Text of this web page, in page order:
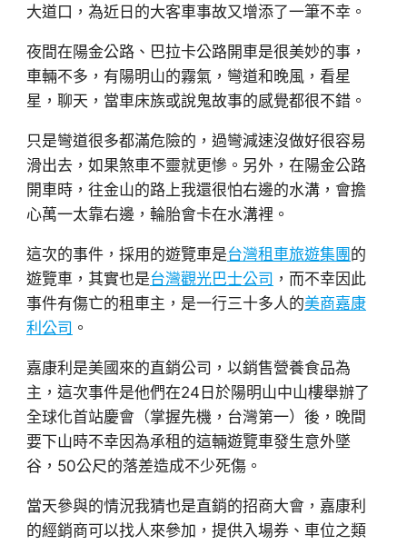
大道口，為近日的大客車事故又增添了一筆不幸。
夜間在陽金公路、巴拉卡公路開車是很美妙的事，
車輛不多，有陽明山的霧氣，彎道和晚風，看星
星，聊天，當車床族或說鬼故事的感覺都很不錯。
只是彎道很多都滿危險的，過彎減速沒做好很容易
滑出去，如果煞車不靈就更慘。另外，在陽金公路
開車時，往金山的路上我還很怕右邊的水溝，會擔
心萬一太靠右邊，輪胎會卡在水溝裡。
這次的事件，採用的遊覽車是台灣租車旅遊集團的
遊覽車，其實也是台灣觀光巴士公司 ，而不幸因此
事件有傷亡的租車主，是一行三十多人的美商嘉康
利公司 。
嘉康利是美國來的直銷公司，以銷售營養食品為
主，這次事件是他們在24日於陽明山中山樓舉辦了
全球化首站慶會（掌握先機，台灣第一）後，晚間
要下山時不幸因為承租的這輛遊覽車發生意外墜
谷，50公尺的落差造成不少死傷。
當天參與的情況我猜也是直銷的招商大會，嘉康利
的經銷商可以找人來參加，提供入場券、車位之類